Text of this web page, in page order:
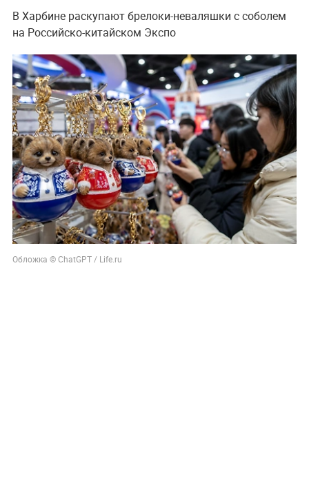
В Харбине раскупают брелоки-неваляшки с соболем
на Российско-китайском Экспо
Обложка © ChatGPT / Life.ru